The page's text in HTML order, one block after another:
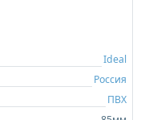
Ideal
Россия
ПВХ